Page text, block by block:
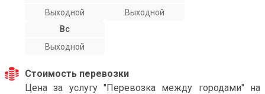
Выходной
Выходной
Вс
Выходной
Стоимость перевозки
Цена за услугу "Перевозка между городами" на